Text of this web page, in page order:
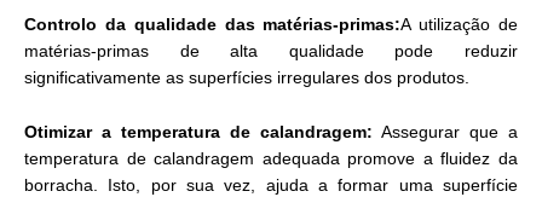
Controlo da qualidade das matérias-primas:A utilização de
matérias-primas de alta qualidade pode reduzir
significativamente as superfícies irregulares dos produtos.
Otimizar a temperatura de calandragem: Assegurar que a
temperatura de calandragem adequada promove a fluidez da
borracha. Isto, por sua vez, ajuda a formar uma superfície